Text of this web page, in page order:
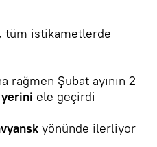
, tüm istikametlerde
rağmen Şubat ayının 2
ele geçirdi
yönünde ilerliyor